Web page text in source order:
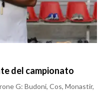
del campionato
G: Budoni, Cos, Monastir,